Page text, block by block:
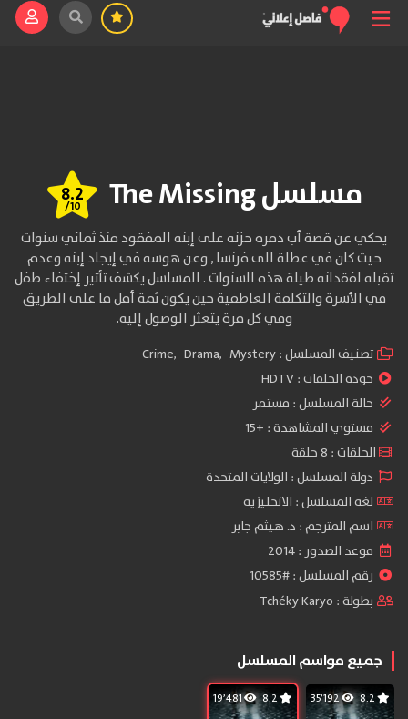
مسلسل The Missing 8.2
/10
يحكي عن قصة أب دمره حزنه على إبنه المفقود منذ ثماني سنوات
حيث كان في عطلة الى فرنسا , وعن هوسه في إيجاد إبنه وعدم
تقبله لفقدانه طيلة هذه السنوات . المسلسل يكشف تأثير إختفاء طفل
في الأسرة والتكلفة العاطفية حين يكون ثمة أمل ما على الطريق
وفي كل مرة يتعثر الوصول إليه.
تصنيف المسلسل : Crime, Drama, Mystery
جودة الحلقات :HDTV
حالة المسلسل : مستمر
مستوي المشاهدة : +15
الحلقات : 8 حلقة
دولة المسلسل : الولايات المتحدة
لغة المسلسل : الانجليزية
اسم المترجم : د. هيثم جابر
موعد الصدور : 2014
رقم المسلسل : #10585
بطولة : Tchéky Karyo
جميع مواسم المسلسل
35٬192 19٬481